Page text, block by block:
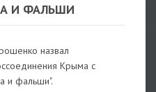
И ФАЛЬШИ
назвал
Крыма с
и фальши".